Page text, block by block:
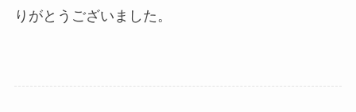
りがとうございました。